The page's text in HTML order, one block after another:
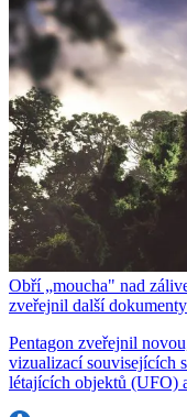
Obří „moucha" nad
zveřejnil další
Pentagon zveřejnil
vizualizací souvisejících
létajících objektů (UFO)